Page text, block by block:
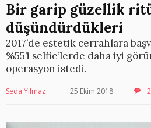
Bir garip güzellik
düşündürdükleri
2017’de estetik cerrahlara
%55’i selfie’lerde daha iyi
operasyon istedi.
Seda Yılmaz 25 Ekim 2018 2